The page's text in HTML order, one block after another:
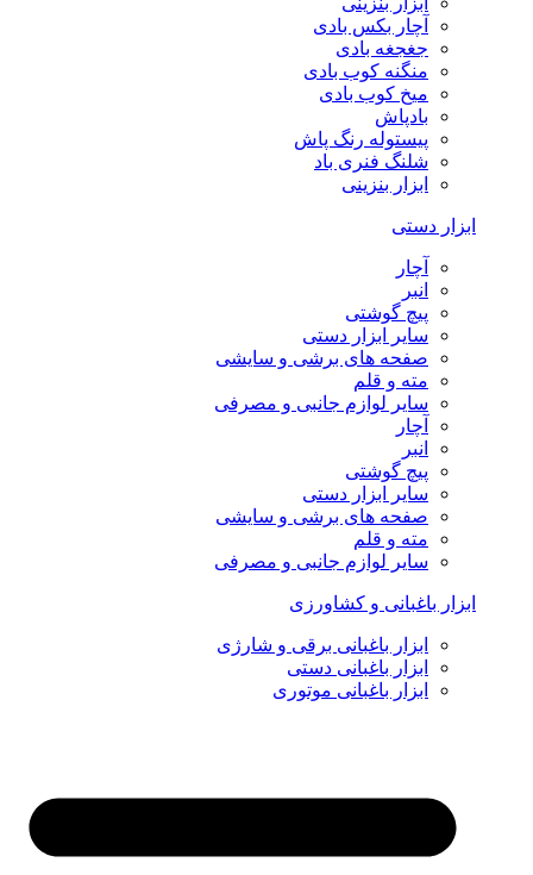
آچار بکس بادی
جغجغه بادی
منگنه کوب بادی
میخ کوب بادی
بادپاش
پیستوله رنگ پاش
شلنگ فنری باد
ابزار بنزینی
ابزار دستی
آچار
انبر
پیچ گوشتی
سایر ابزار دستی
صفحه های برشی و سایشی
مته و قلم
سایر لوازم جانبی و مصرفی
آچار
انبر
پیچ گوشتی
سایر ابزار دستی
صفحه های برشی و سایشی
مته و قلم
سایر لوازم جانبی و مصرفی
ابزار باغبانی و کشاورزی
ابزار باغبانی برقی و شارژی
ابزار باغبانی دستی
ابزار باغبانی موتوری